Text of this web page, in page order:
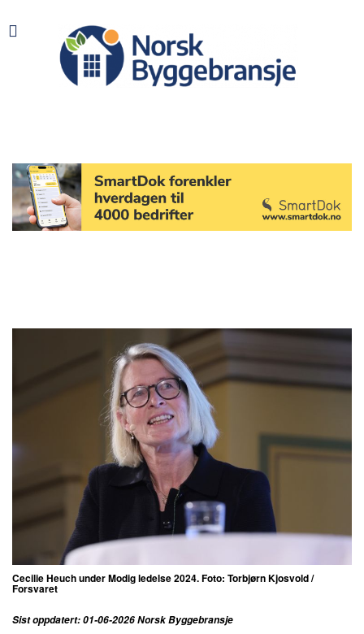
Cecilie Heuch under Modig ledelse 2024. Foto: Torbjørn Kjosvold /
Forsvaret
Sist oppdatert: 01-06-2026 Norsk Byggebransje